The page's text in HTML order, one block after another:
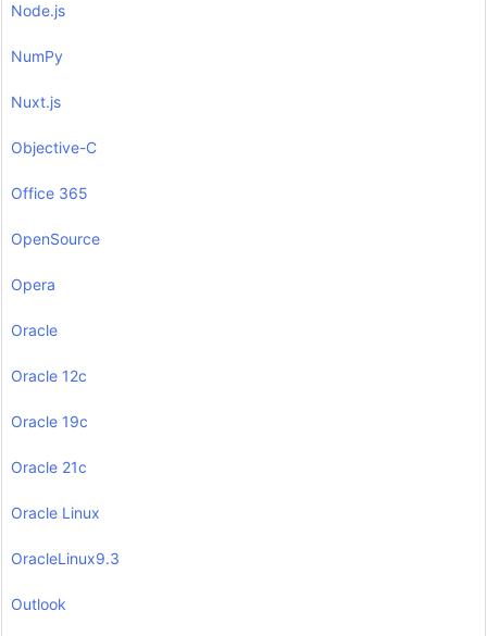
Node.js
NumPy
Nuxt.js
Objective-C
Office 365
OpenSource
Opera
Oracle
Oracle 12c
Oracle 19c
Oracle 21c
Oracle Linux
OracleLinux9.3
Outlook